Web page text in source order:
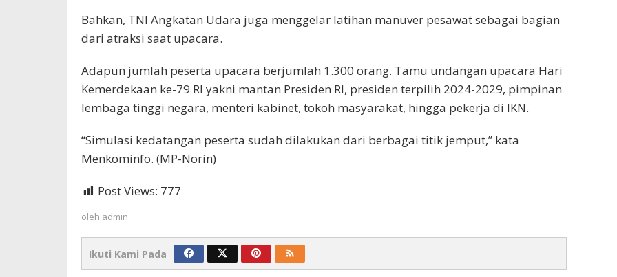
Bahkan, TNI Angkatan Udara juga menggelar latihan manuver pesawat sebagai bagian
dari atraksi saat upacara.
Adapun jumlah peserta upacara berjumlah 1.300 orang. Tamu undangan upacara Hari
Kemerdekaan ke-79 RI yakni mantan Presiden RI, presiden terpilih 2024-2029, pimpinan
lembaga tinggi negara, menteri kabinet, tokoh masyarakat, hingga pekerja di IKN.
“Simulasi kedatangan peserta sudah dilakukan dari berbagai titik jemput,” kata
Menkominfo. (MP-Norin)
Post Views: 777
oleh admin
Ikuti Kami Pada